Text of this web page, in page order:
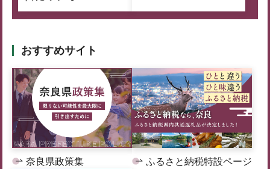
おすすめサイト
奈良県政策集 ふるさと納税特設ページ